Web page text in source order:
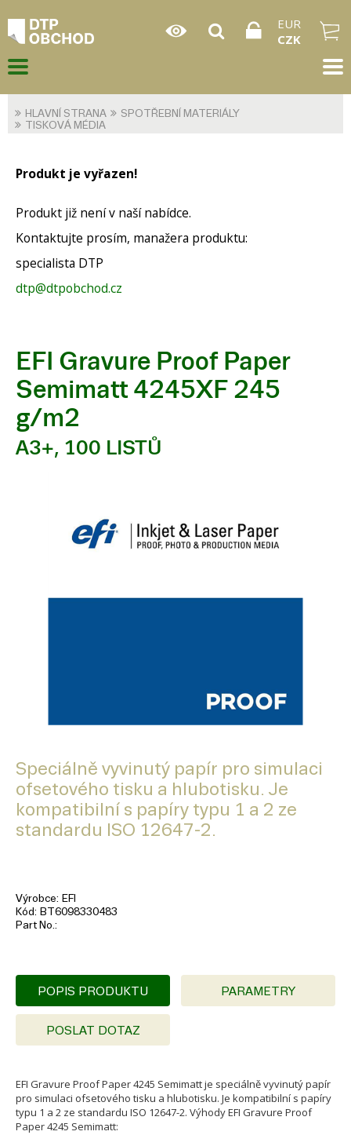
EUR
CZK
HLAVNÍ STRANA
SPOTŘEBNÍ MATERIÁLY
TISKOVÁ MÉDIA
Produkt je vyřazen!
Produkt již není v naší nabídce.
Kontaktujte prosím, manažera produktu:
specialista DTP
dtp@dtpobchod.cz
EFI Gravure Proof Paper
Semimatt 4245XF 245
g/m2
A3+, 100 LISTŮ
Speciálně vyvinutý papír pro simulaci
ofsetového tisku a hlubotisku. Je
kompatibilní s papíry typu 1 a 2 ze
standardu ISO 12647-2.
Výrobce
EFI
Kód
BT6098330483
Part No.
POPIS PRODUKTU PARAMETRY
POSLAT DOTAZ
EFI Gravure Proof Paper 4245 Semimatt je speciálně vyvinutý papír
pro simulaci ofsetového tisku a hlubotisku. Je kompatibilní s papíry
typu 1 a 2 ze standardu ISO 12647-2. Výhody EFI Gravure Proof
Paper 4245 Semimatt: